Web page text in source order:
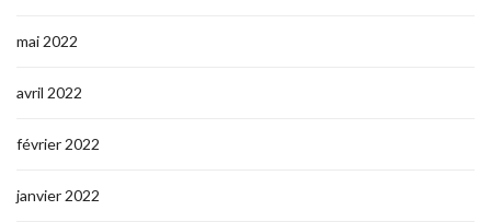
mai 2022
avril 2022
février 2022
janvier 2022